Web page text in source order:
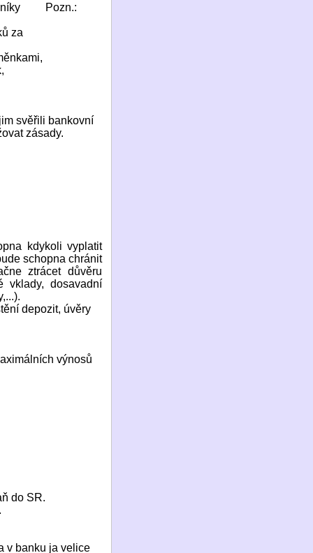
Pozn.:
za
svěřili bankovní
zásady.
kdykoli vyplatit
schopna chránit
ztrácet důvěru
vklady, dosavadní
depozit, úvěry
výnosů
do SR.
v banku ja velice